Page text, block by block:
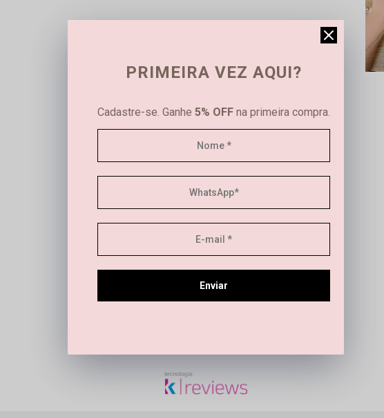
SEJA O PRIMEIRO A AVALIAR
Este produto ainda não tem perguntas
PRIMEIRA VEZ AQUI?
Cadastre-se. Ganhe 5% OFF na primeira compra.
Enviar